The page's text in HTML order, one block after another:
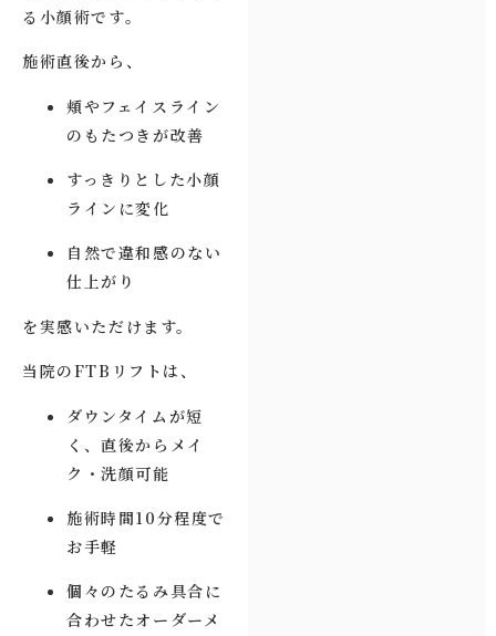
る小顔術です。
施術直後から、
頬やフェイスライン
のもたつきが改善
すっきりとした小顔
ラインに変化
自然で違和感のない
仕上がり
を実感いただけます。
当院のFTBリフトは、
ダウンタイムが短
く、直後からメイ
ク・洗顔可能
施術時間10分程度で
お手軽
個々のたるみ具合に
合わせたオーダーメ